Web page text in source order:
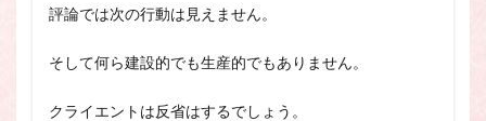
評論では次の行動は見えません。
そして何ら建設的でも生産的でもありません。
クライエントは反省はするでしょう。